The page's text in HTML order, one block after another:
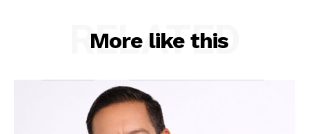
More like this
RELATED